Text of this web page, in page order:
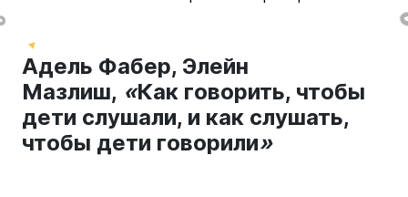
Адель Фабер, Элейн
Мазлиш, «Как говорить, чтобы
дети слушали, и как слушать,
чтобы дети говорили»